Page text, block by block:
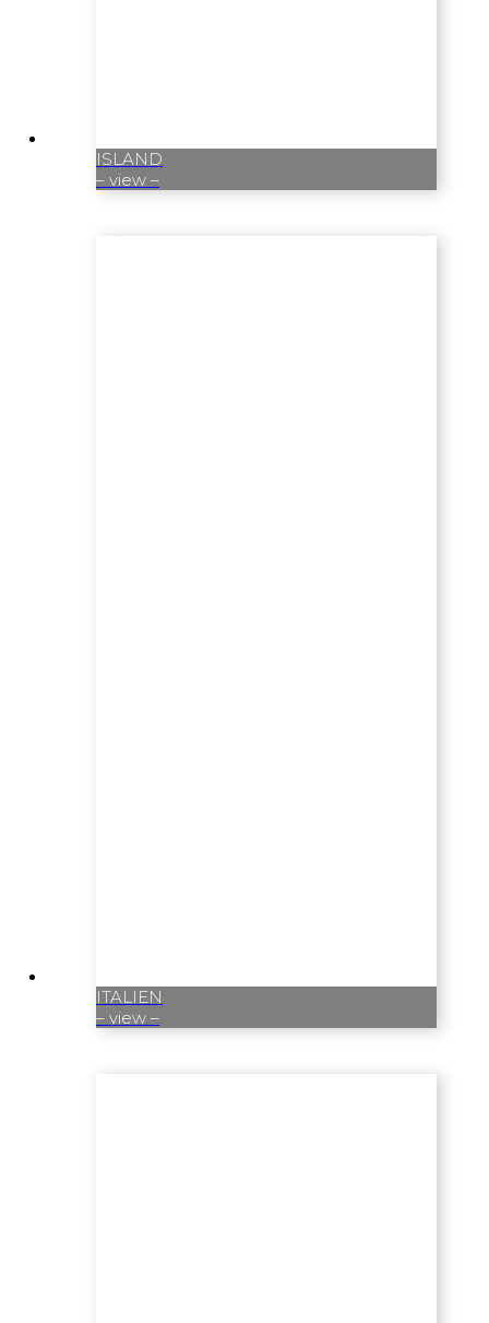
ISLAND
– view –
ITALIEN
– view –